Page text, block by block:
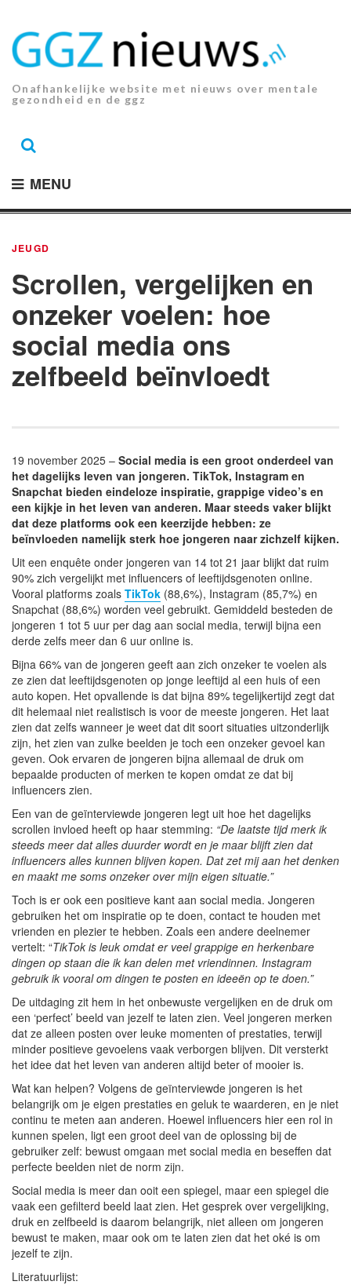
inhoud.
Onafhankelijke website met nieuws over mentale
gezondheid en de ggz
MENU
JEUGD
Scrollen, vergelijken en
onzeker voelen: hoe
social media ons
zelfbeeld beïnvloedt
19 november 2025 – Social media is een groot onderdeel van
het dagelijks leven van jongeren. TikTok, Instagram en
Snapchat bieden eindeloze inspiratie, grappige video’s en
een kijkje in het leven van anderen. Maar steeds vaker blijkt
dat deze platforms ook een keerzijde hebben: ze
beïnvloeden namelijk sterk hoe jongeren naar zichzelf kijken.
Uit een enquête onder jongeren van 14 tot 21 jaar blijkt dat ruim
90% zich vergelijkt met influencers of leeftijdsgenoten online.
Vooral platforms zoals TikTok (88,6%), Instagram (85,7%) en
Snapchat (88,6%) worden veel gebruikt. Gemiddeld besteden de
jongeren 1 tot 5 uur per dag aan social media, terwijl bijna een
derde zelfs meer dan 6 uur online is.
Bijna 66% van de jongeren geeft aan zich onzeker te voelen als
ze zien dat leeftijdsgenoten op jonge leeftijd al een huis of een
auto kopen. Het opvallende is dat bijna 89% tegelijkertijd zegt dat
dit helemaal niet realistisch is voor de meeste jongeren. Het laat
zien dat zelfs wanneer je weet dat dit soort situaties uitzonderlijk
zijn, het zien van zulke beelden je toch een onzeker gevoel kan
geven. Ook ervaren de jongeren bijna allemaal de druk om
bepaalde producten of merken te kopen omdat ze dat bij
influencers zien.
Een van de geïnterviewde jongeren legt uit hoe het dagelijks
scrollen invloed heeft op haar stemming: “De laatste tijd merk ik
steeds meer dat alles duurder wordt en je maar blijft zien dat
influencers alles kunnen blijven kopen. Dat zet mij aan het denken
en maakt me soms onzeker over mijn eigen situatie.”
Toch is er ook een positieve kant aan social media. Jongeren
gebruiken het om inspiratie op te doen, contact te houden met
vrienden en plezier te hebben. Zoals een andere deelnemer
vertelt: “TikTok is leuk omdat er veel grappige en herkenbare
dingen op staan die ik kan delen met vriendinnen. Instagram
gebruik ik vooral om dingen te posten en ideeën op te doen.”
De uitdaging zit hem in het onbewuste vergelijken en de druk om
een ‘perfect’ beeld van jezelf te laten zien. Veel jongeren merken
dat ze alleen posten over leuke momenten of prestaties, terwijl
minder positieve gevoelens vaak verborgen blijven. Dit versterkt
het idee dat het leven van anderen altijd beter of mooier is.
Wat kan helpen? Volgens de geïnterviewde jongeren is het
belangrijk om je eigen prestaties en geluk te waarderen, en je niet
continu te meten aan anderen. Hoewel influencers hier een rol in
kunnen spelen, ligt een groot deel van de oplossing bij de
gebruiker zelf: bewust omgaan met social media en beseffen dat
perfecte beelden niet de norm zijn.
Social media is meer dan ooit een spiegel, maar een spiegel die
vaak een gefilterd beeld laat zien. Het gesprek over vergelijking,
druk en zelfbeeld is daarom belangrijk, niet alleen om jongeren
bewust te maken, maar ook om te laten zien dat het oké is om
jezelf te zijn.
Literatuurlijst: